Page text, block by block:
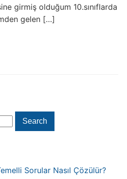
Search
Sorular Nasıl Çözülür?
girmiş olduğum 10.sınıflarda
gelen […]